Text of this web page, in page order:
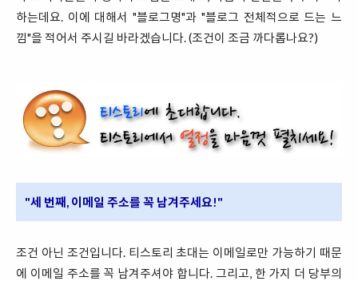
하는데요. 이에 대해서 "블로그명"과 "블로그 전체적으로 드는 느
낌"을 적어서 주시길 바라겠습니다. (조건이 조금 까다롭나요?)
"세 번째, 이메일 주소를 꼭 남겨주세요!"
조건 아닌 조건입니다. 티스토리 초대는 이메일로만 가능하기 때문
에 이메일 주소를 꼭 남겨주셔야 합니다. 그리고, 한 가지 더 당부의